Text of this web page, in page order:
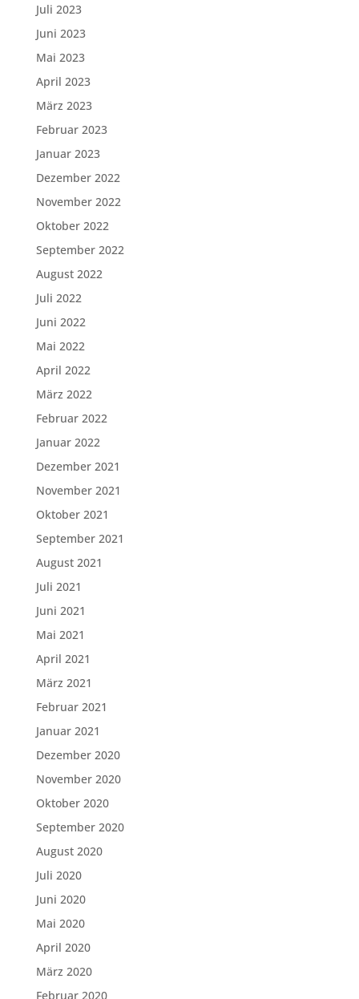
Juli 2023
Juni 2023
Mai 2023
April 2023
März 2023
Februar 2023
Januar 2023
Dezember 2022
November 2022
Oktober 2022
September 2022
August 2022
Juli 2022
Juni 2022
Mai 2022
April 2022
März 2022
Februar 2022
Januar 2022
Dezember 2021
November 2021
Oktober 2021
September 2021
August 2021
Juli 2021
Juni 2021
Mai 2021
April 2021
März 2021
Februar 2021
Januar 2021
Dezember 2020
November 2020
Oktober 2020
September 2020
August 2020
Juli 2020
Juni 2020
Mai 2020
April 2020
März 2020
Februar 2020